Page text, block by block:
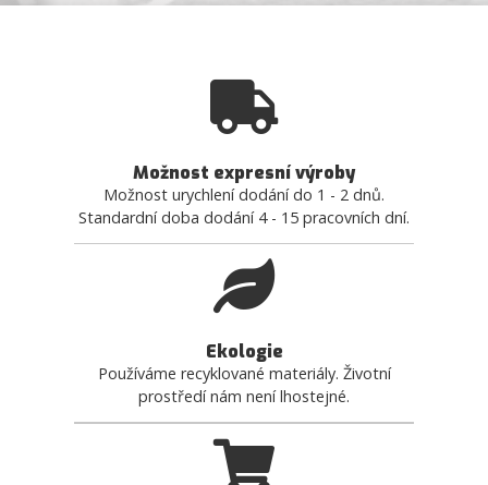
Možnost expresní výroby
Možnost urychlení dodání do 1 - 2 dnů.
Standardní doba dodání 4 - 15 pracovních dní.
Ekologie
Používáme recyklované materiály. Životní
prostředí nám není lhostejné.